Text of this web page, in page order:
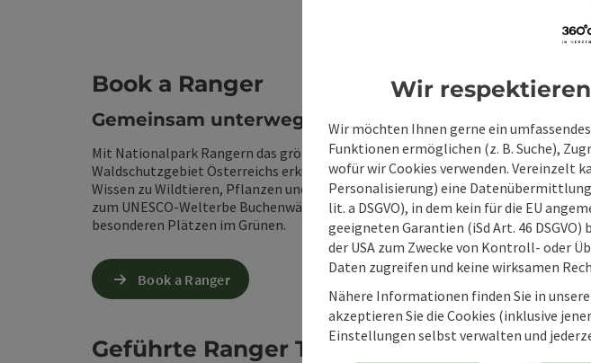
Book a Ranger
Gemeinsam unterwegs
Mit Nationalpark Rangern das größte
Waldschutzgebiet Österreichs erkunden. Sie teilen
Wissen zu Wildtieren, Pflanzen und Waldwildnis – bis
zum UNESCO-Welterbe Buchenwälder – und führen zu
besonderen Plätzen im Grünen.
Book a Ranger
Geführte Ranger Touren
Wir
Wir möchten Ihnen gerne ein
Funktionen ermöglichen (z. B. Suche),
wofür wir Cookies verwenden. Vereinzelt
Personalisierung) eine
lit. a DSGVO), in dem kein für die EU
geeigneten Garantien (iSd Art. 46
der USA zum Zwecke von Kontroll- oder
Daten zugreifen und keine wirksamen
Nähere Informationen finden Sie in
akzeptieren Sie die Cookies (inklusive
Einstellungen selbst verwalten und